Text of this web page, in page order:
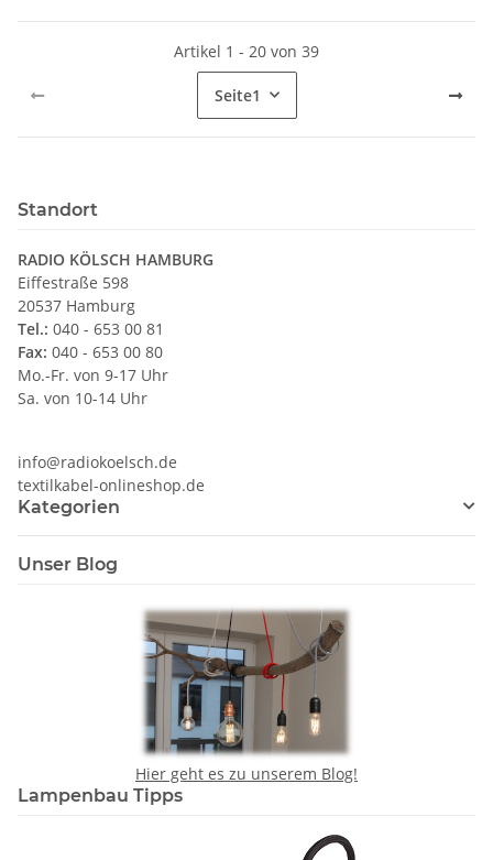
Artikel 1 - 20 von 39
Seite1
Standort
RADIO KÖLSCH HAMBURG
Eiffestraße 598
20537 Hamburg
Tel.: 040 - 653 00 81
Fax: 040 - 653 00 80
Mo.-Fr. von 9-17 Uhr
Sa. von 10-14 Uhr
info@radiokoelsch.de
textilkabel-onlineshop.de
Kategorien
Unser Blog
Hier geht es zu unserem Blog!
Lampenbau Tipps